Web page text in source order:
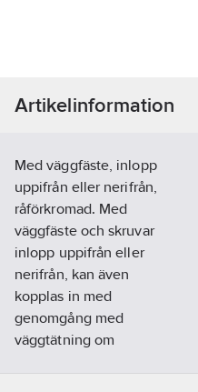
Artikelinformation
Med väggfäste, inlopp
uppifrån eller nerifrån,
råförkromad. Med
väggfäste och skruvar
inlopp uppifrån eller
nerifrån, kan även
kopplas in med
genomgång med
väggtätning om